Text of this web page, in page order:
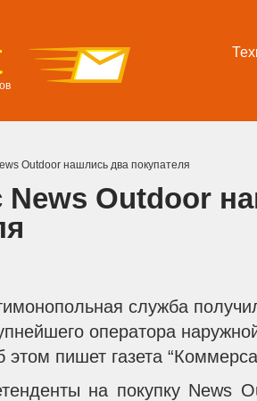
Outdoor нашлись два покупателя
News Outdoor
служба
оператора
пишет газета
на покупку News